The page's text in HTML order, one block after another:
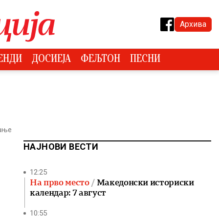
Архива
ДОСИЕЈА ФЕЉТОН ПЕСНИ
НАЈНОВИ ВЕСТИ
12:25
На прво место
Македонски историски
календар: 7 август
10:55